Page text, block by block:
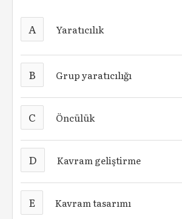
A Yaratıcılık
B Grup yaratıcılığı
C Öncülük
D Kavram geliştirme
E Kavram tasarımı